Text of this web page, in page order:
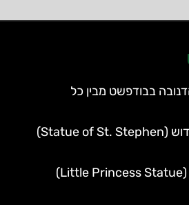
בבודפשט מבין כל
פסל המלך שטפן הקדוש (Statue of St. Stephen)
פסל הנסיכה הקטנה (Little Princess Statue)